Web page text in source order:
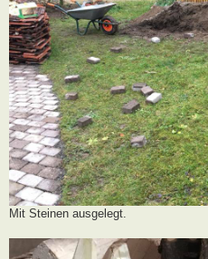
Mit Steinen ausgelegt.